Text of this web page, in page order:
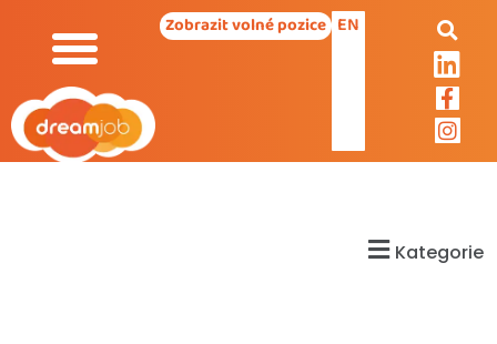
Zobrazit volné pozice EN
Kategorie